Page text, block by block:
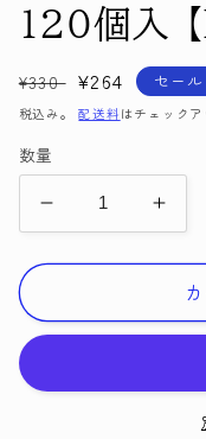
ア
(1)
く
120個入 【
通
常
格
¥330 セ
ー
格
¥264 セール
税込み。配送料 はチェックア
数量
リ
ビ
リ